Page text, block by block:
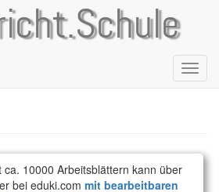
ca. 10000 Arbeitsblättern kann über
bei eduki.com mit bearbeitbaren